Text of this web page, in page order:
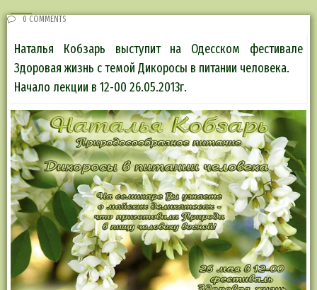
0 COMMENTS
Наталья Кобзарь выступит на Одесском фестивале
Здоровая жизнь с темой Дикоросы в питании человека.
Начало лекции в 12-00 26.05.2013г.